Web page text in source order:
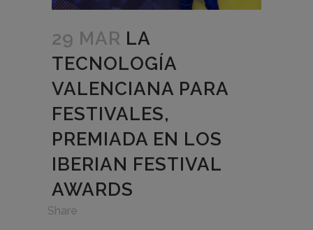
29 MAR LA
TECNOLOGÍA
VALENCIANA PARA
FESTIVALES,
PREMIADA EN LOS
IBERIAN FESTIVAL
AWARDS
Share